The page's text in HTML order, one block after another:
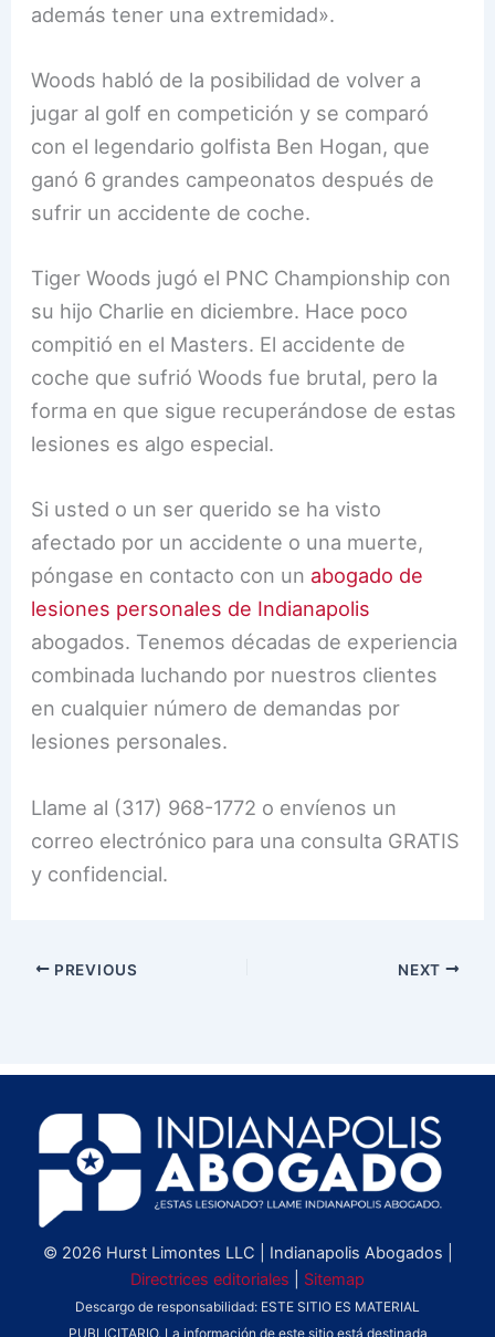
además tener una extremidad».
Woods habló de la posibilidad de volver a
jugar al golf en competición y se comparó
con el legendario golfista Ben Hogan, que
ganó 6 grandes campeonatos después de
sufrir un accidente de coche.
Tiger Woods jugó el PNC Championship con
su hijo Charlie en diciembre. Hace poco
compitió en el Masters. El accidente de
coche que sufrió Woods fue brutal, pero la
forma en que sigue recuperándose de estas
lesiones es algo especial.
Si usted o un ser querido se ha visto
afectado por un accidente o una muerte,
póngase en contacto con un abogado de
lesiones personales de Indianapolis
abogados. Tenemos décadas de experiencia
combinada luchando por nuestros clientes
en cualquier número de demandas por
lesiones personales.
Llame al (317) 968-1772 o envíenos un
correo electrónico para una consulta GRATIS
y confidencial.
PREVIOUS NEXT
© 2026 Hurst Limontes LLC | Indianapolis Abogados |
Directrices editoriales
Sitemap
Descargo de responsabilidad: ESTE SITIO ES MATERIAL
PUBLICITARIO. La información de este sitio está destinada